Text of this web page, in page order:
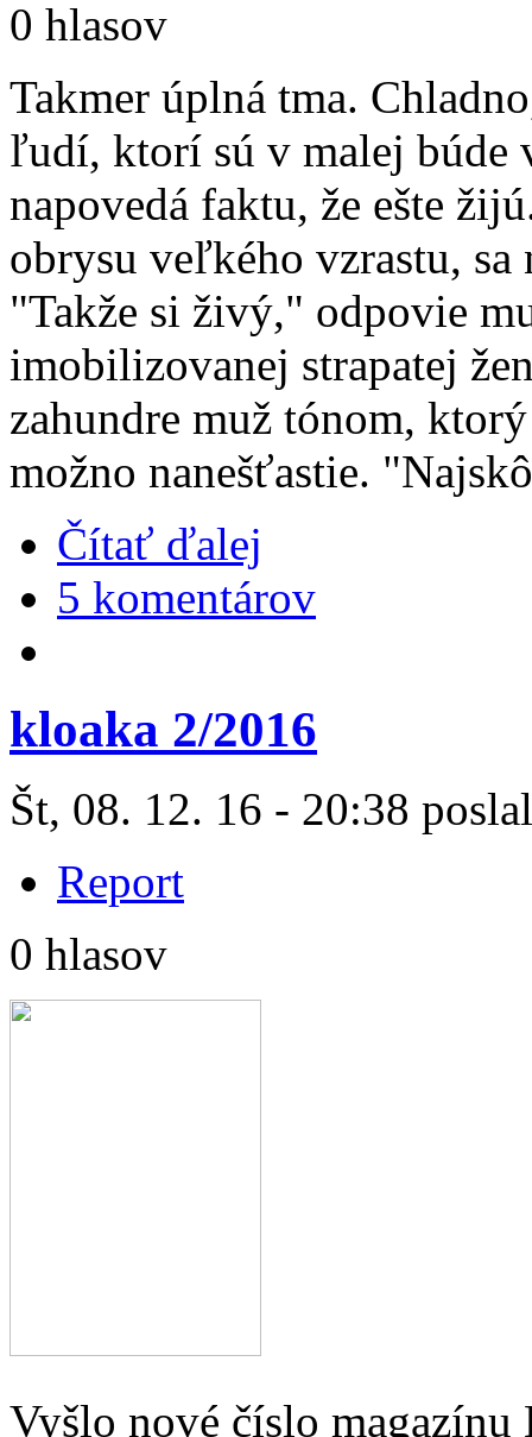
0 hlasov
Takmer úplná tma.
ľudí, ktorí sú v malej búde
napovedá faktu, že ešte
obrysu veľkého vzrastu,
"Takže si živý," odpovie
imobilizovanej strapatej
zahundre muž tónom,
možno nanešťastie.
Čítať ďalej
5 komentárov
kloaka 2/2016
Št, 08. 12. 16 - 20:38
Report
0 hlasov
Vyšlo nové číslo magazínu